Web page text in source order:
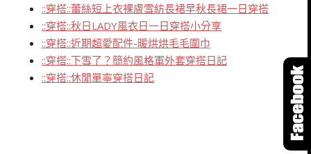
::穿搭::蕾絲短上衣裸膚雪紡長裙早秋長裙一日穿搭
::穿搭::秋日LADY風衣日一日穿搭小分享
::穿搭::近期超愛配件-暖烘烘毛毛圍巾
::穿搭::下雪了？簡約風格軍外套穿搭日記
::穿搭::休閒單寧穿搭日記